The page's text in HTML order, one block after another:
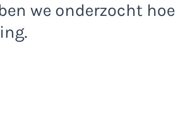
we onderzocht hoe